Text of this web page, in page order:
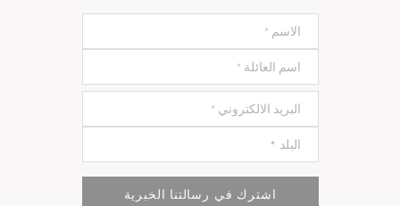
اشترك في رسالتنا الخبرية